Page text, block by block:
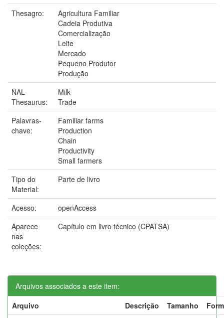
Thesagro:
Agricultura Familiar
Cadeia Produtiva
Comercialização
Leite
Mercado
Pequeno Produtor
Produção
NAL
Thesaurus:
Milk
Trade
Palavras-
chave:
Familiar farms
Production
Chain
Productivity
Small farmers
Tipo do
Material:
Parte de livro
Acesso:
openAccess
Aparece
nas
coleções:
Capítulo em livro técnico (CPATSA)
Arquivos associados a este item:
Arquivo
Descrição Tamanho